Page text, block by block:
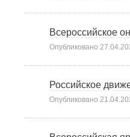
Всероссийское
Опубликовано
Российское
Опубликовано